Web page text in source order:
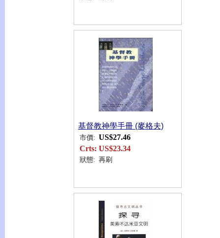
基督教神學手冊 (麥格夫)
市價: US$27.46
Crts: US$23.34
狀態: 再刷